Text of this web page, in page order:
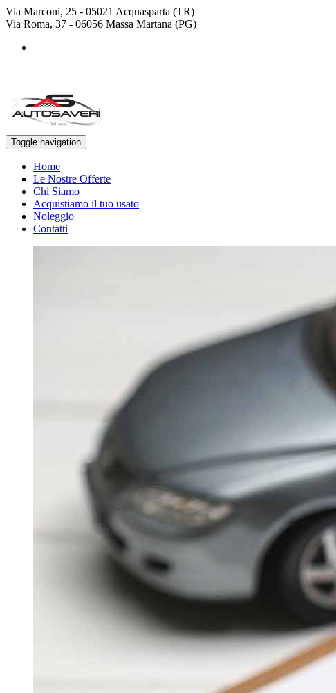
Via Marconi, 25 - 05021 Acquasparta (TR)
Via Roma, 37 - 06056 Massa Martana (PG)
Toggle navigation
Home
Le Nostre Offerte
Chi Siamo
Acquistiamo il tuo usato
Noleggio
Contatti